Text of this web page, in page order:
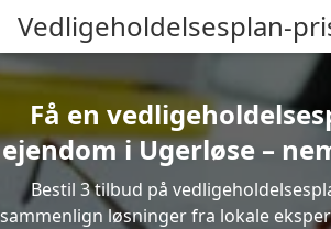
Vedligeholdelsesplan-
Få en
ejendom i Ugerløse –
Bestil 3 tilbud på
sammenlign løsninger fra lokale